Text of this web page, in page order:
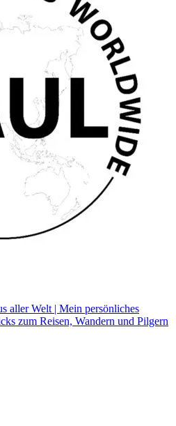
aller Welt | Mein persönliches
zum Reisen, Wandern und Pilgern